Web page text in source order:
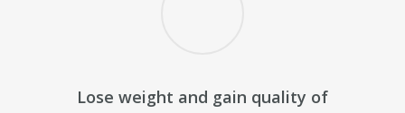
Lose weight and gain quality of